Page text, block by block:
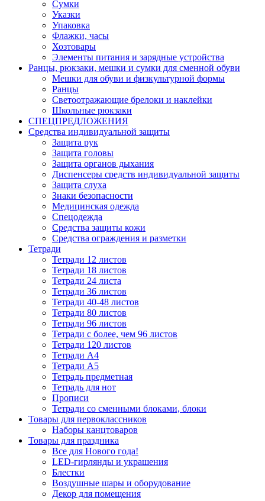
Сумки
Указки
Упаковка
Флажки, часы
Хозтовары
Элементы питания и зарядные устройства
Ранцы, рюкзаки, мешки и сумки для сменной обуви
Мешки для обуви и физкультурной формы
Ранцы
Светоотражающие брелоки и наклейки
Школьные рюкзаки
СПЕЦПРЕДЛОЖЕНИЯ
Средства индивидуальной защиты
Защита рук
Защита головы
Защита органов дыхания
Диспенсеры средств индивидуальной защиты
Защита слуха
Знаки безопасности
Медицинская одежда
Спецодежда
Средства защиты кожи
Средства ограждения и разметки
Тетради
Тетради 12 листов
Тетради 18 листов
Тетради 24 листа
Тетради 36 листов
Тетради 40-48 листов
Тетради 80 листов
Тетради 96 листов
Тетради с более, чем 96 листов
Тетради 120 листов
Тетради А4
Тетради А5
Тетрадь предметная
Тетрадь для нот
Прописи
Тетради со сменными блоками, блоки
Товары для первоклассников
Наборы канцтоваров
Товары для праздника
Все для Нового года!
LED-гирлянды и украшения
Блестки
Воздушные шары и оборудование
Декор для помещения